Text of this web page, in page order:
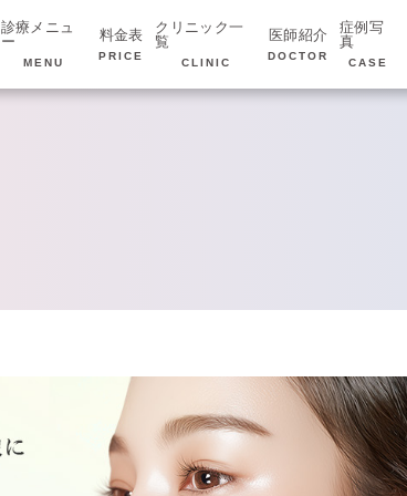
診療メニュ
ー
MENU
料金表
PRICE
クリニック一
覧
CLINIC
医師紹介
DOCTOR
症例写
真
CASE